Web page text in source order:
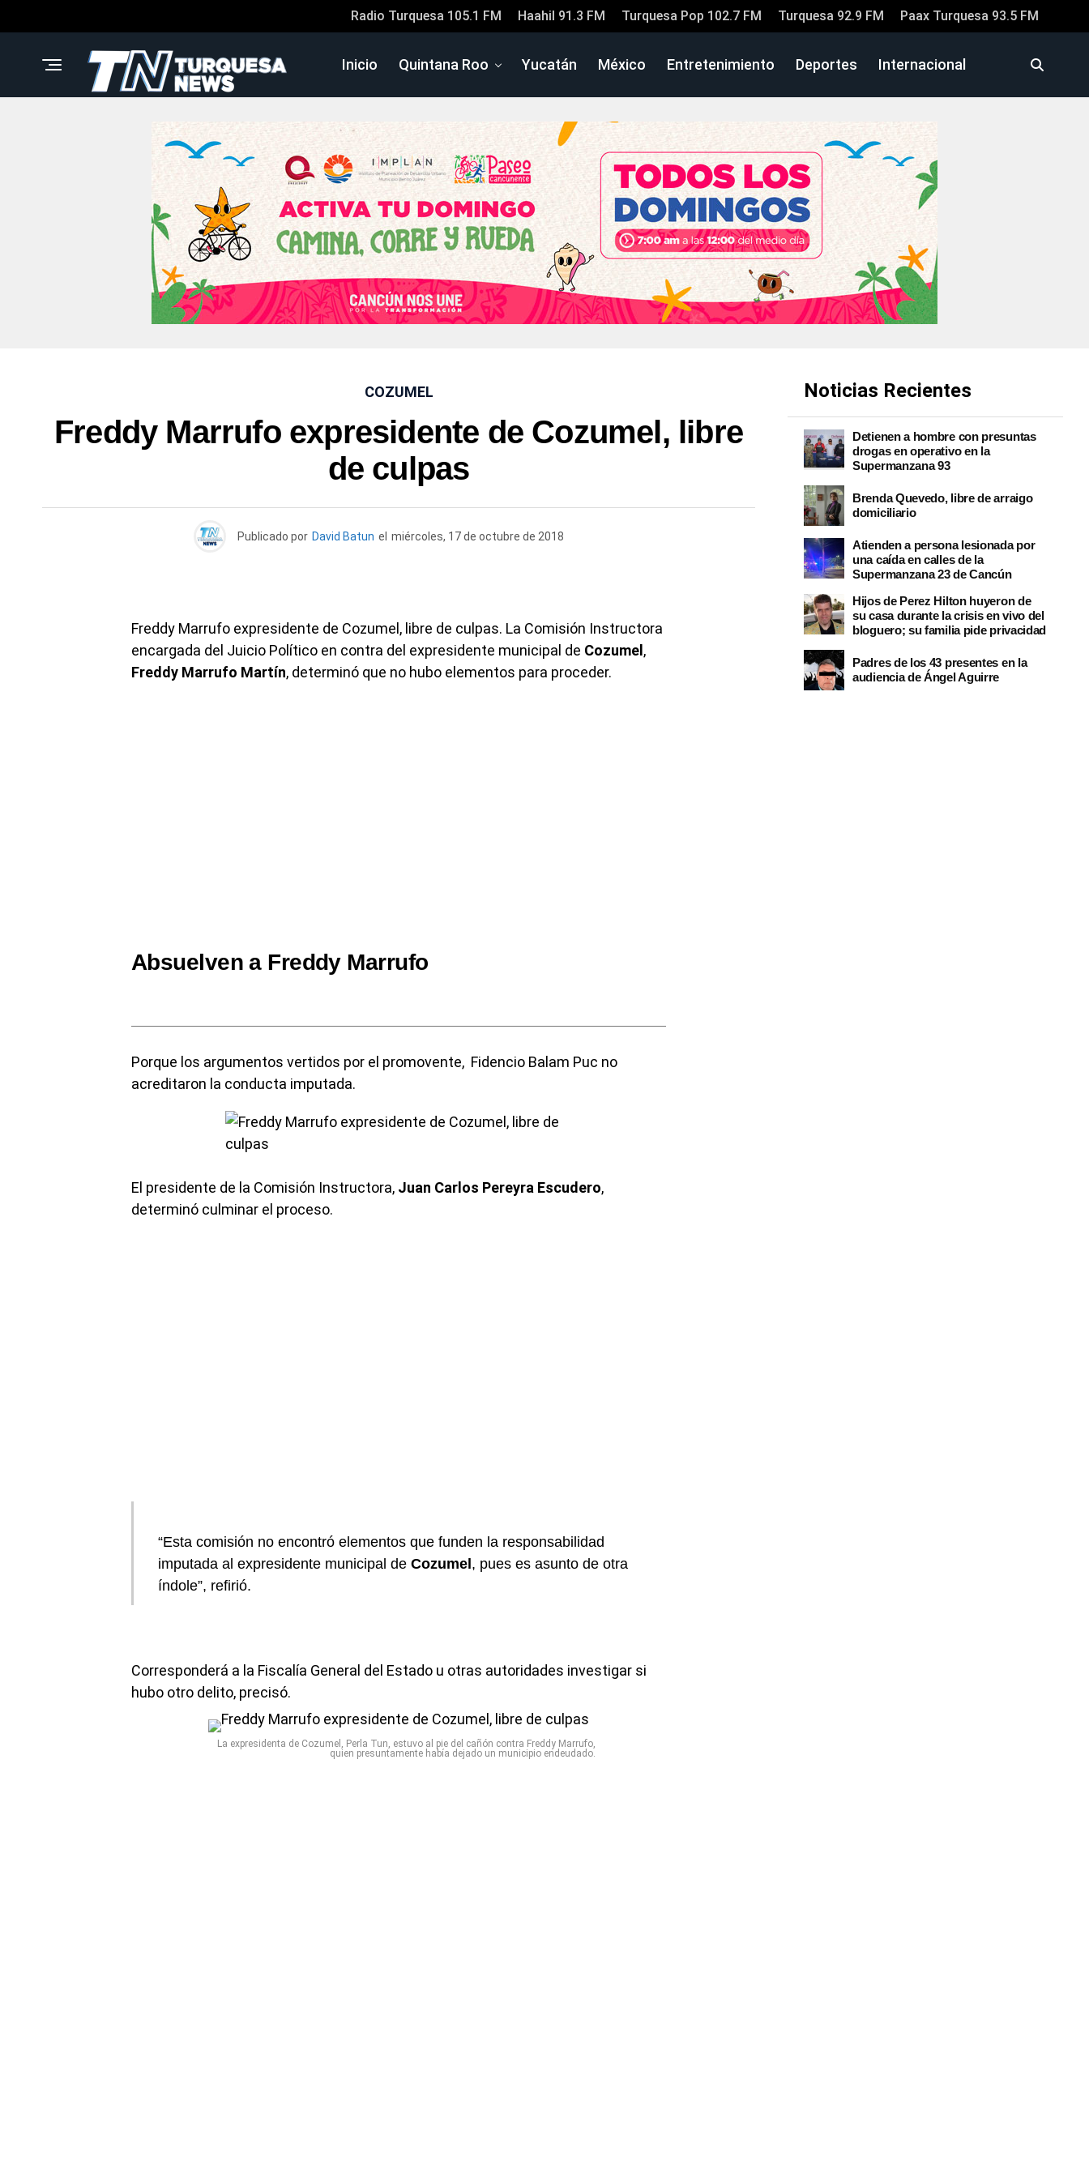
Radio Turquesa 105.1 FM Haahil 91.3 FM Turquesa Pop 102.7 FM Turquesa 92.9 FM Paax Turquesa 93.5 FM
Inicio Quintana Roo Yucatán México Entretenimiento Deportes Internacional
COZUMEL
Freddy Marrufo expresidente de Cozumel, libre
de culpas
Publicado por David Batun el miércoles, 17 de octubre de 2018
Freddy Marrufo expresidente de Cozumel, libre de culpas. La Comisión Instructora
encargada del Juicio Político en contra del expresidente municipal de Cozumel ,
Freddy Marrufo Martín, determinó que no hubo elementos para proceder.
Absuelven a Freddy Marrufo
Porque los argumentos vertidos por el promovente, Fidencio Balam Puc no
acreditaron la conducta imputada.
El presidente de la Comisión Instructora, Juan Carlos Pereyra Escudero,
determinó culminar el proceso.
“Esta comisión no encontró elementos que funden la responsabilidad
imputada al expresidente municipal de Cozumel , pues es asunto de otra
índole”, refirió.
Corresponderá a la Fiscalía General del Estado u otras autoridades investigar si
hubo otro delito, precisó.
La expresidenta de Cozumel, Perla Tun, estuvo al pie del cañón contra Freddy Marrufo,
quien presuntamente había dejado un municipio endeudado.
Noticias Recientes
Detienen a hombre con presuntas
drogas en operativo en la
Supermanzana 93
Brenda Quevedo, libre de arraigo
domiciliario
Atienden a persona lesionada por
una caída en calles de la
Supermanzana 23 de Cancún
Hijos de Perez Hilton huyeron de
su casa durante la crisis en vivo del
bloguero; su familia pide privacidad
Padres de los 43 presentes en la
audiencia de Ángel Aguirre